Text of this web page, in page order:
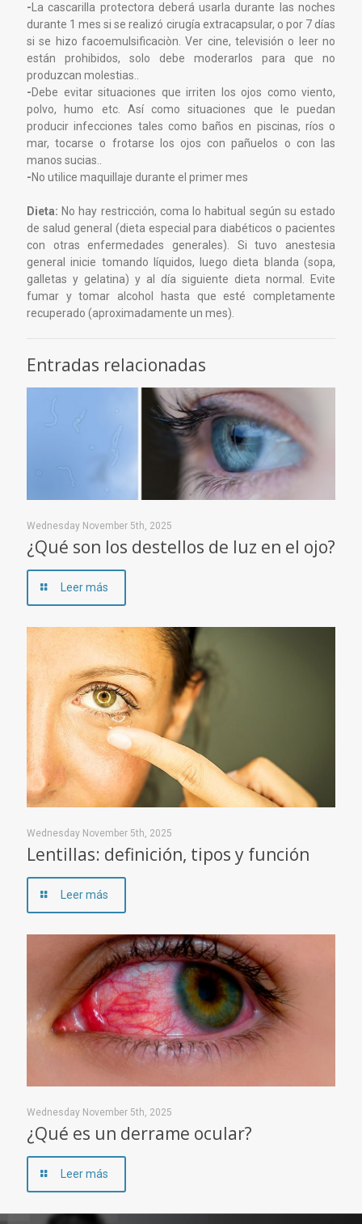
-La cascarilla protectora deberá usarla durante las noches
durante 1 mes si se realizó cirugía extracapsular, o por 7 días
si se hizo facoemulsificaciòn. Ver cine, televisión o leer no
están prohibidos, solo debe moderarlos para que no
produzcan molestias..
-Debe evitar situaciones que irriten los ojos como viento,
polvo, humo etc. Así como situaciones que le puedan
producir infecciones tales como baños en piscinas, ríos o
mar, tocarse o frotarse los ojos con pañuelos o con las
manos sucias..
-No utilice maquillaje durante el primer mes
Dieta: No hay restricción, coma lo habitual según su estado
de salud general (dieta especial para diabéticos o pacientes
con otras enfermedades generales). Si tuvo anestesia
general inicie tomando líquidos, luego dieta blanda (sopa,
galletas y gelatina) y al día siguiente dieta normal. Evite
fumar y tomar alcohol hasta que esté completamente
recuperado (aproximadamente un mes).
Entradas relacionadas
Wednesday November 5th, 2025
¿Qué son los destellos de luz en el ojo?
Leer más
Wednesday November 5th, 2025
Lentillas: definición, tipos y función
Leer más
Wednesday November 5th, 2025
¿Qué es un derrame ocular?
Leer más